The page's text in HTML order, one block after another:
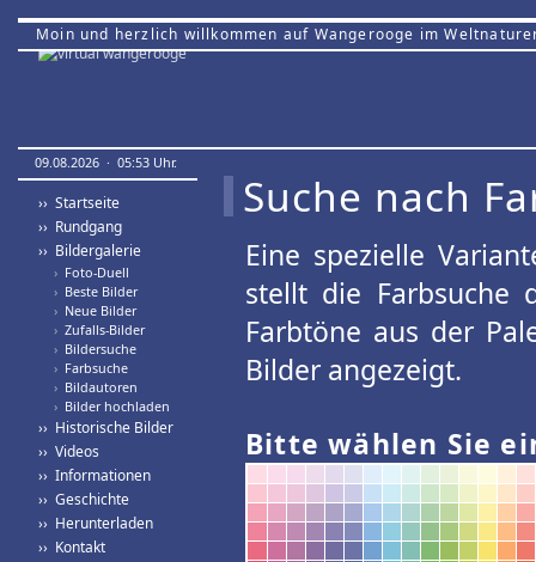
Moin und herzlich willkommen auf Wangerooge im
09.08.2026 · 05:53 Uhr.
›› Startseite
›› Rundgang
›› Bildergalerie
› Foto-Duell
› Beste Bilder
› Neue Bilder
› Zufalls-Bilder
› Bildersuche
› Farbsuche
› Bildautoren
› Bilder hochladen
›› Historische Bilder
›› Videos
›› Informationen
›› Geschichte
›› Herunterladen
›› Kontakt
Suche nach
Eine spezielle
stellt die Farbsuche
Farbtöne aus der
Bilder angezeigt.
Bitte wählen Sie